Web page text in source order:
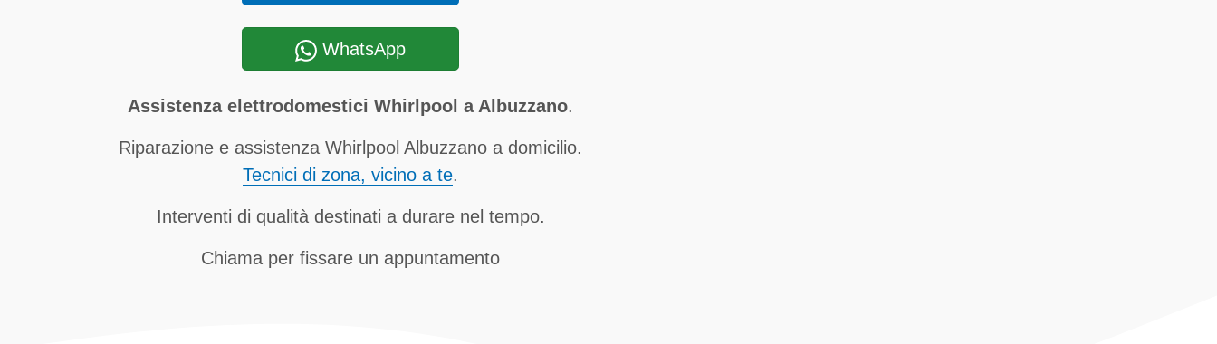
WhatsApp
Assistenza elettrodomestici Whirlpool a Albuzzano.
Riparazione e assistenza Whirlpool Albuzzano a domicilio.
Tecnici di zona, vicino a te.
Interventi di qualità destinati a durare nel tempo.
Chiama per fissare un appuntamento